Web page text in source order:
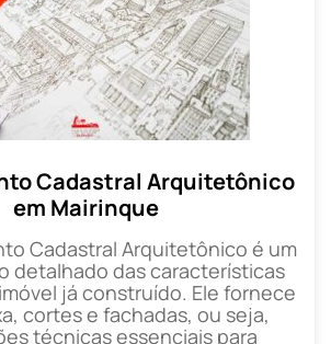
Cadastral Arquitetônico
em Mairinque
Cadastral Arquitetônico é um
detalhado das características
já construído. Ele fornece
cortes e fachadas, ou seja,
técnicas essenciais para